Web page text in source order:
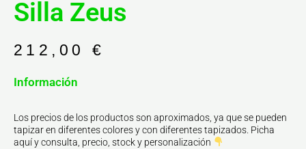
Silla Zeus
212,00 €
Información
Los precios de los productos son aproximados, ya que se pueden
tapizar en diferentes colores y con diferentes tapizados. Picha
aquí y consulta, precio, stock y personalización